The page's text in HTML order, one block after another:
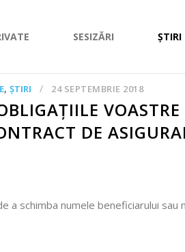
SESIZĂRI ȘTIRI
,ȘTIRI 24 SEPTEMBRIE 2018
DE
a schimba numele beneficiarului sau